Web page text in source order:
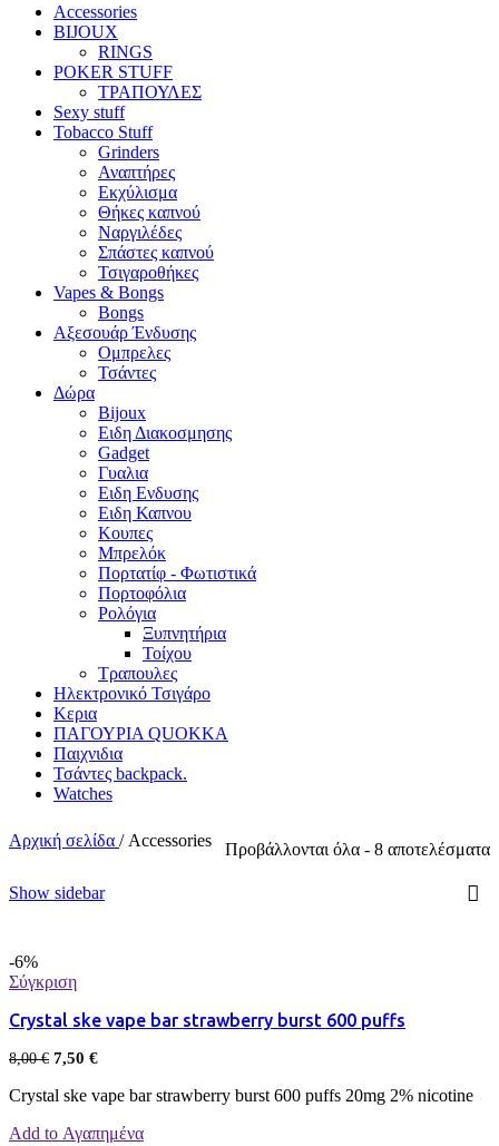
Accessories
BIJOUX
RINGS
POKER STUFF
ΤΡΑΠΟΥΛΕΣ
Sexy stuff
Tobacco Stuff
Grinders
Αναπτήρες
Εκχύλισμα
Θήκες καπνού
Ναργιλέδες
Σπάστες καπνού
Τσιγαροθήκες
Vapes & Bongs
Bongs
Αξεσουάρ Ένδυσης
Oμπρελες
Τσάντες
Δώρα
Bijoux
Eιδη Διακοσμησης
Gadget
Γυαλια
Ειδη Ενδυσης
Ειδη Καπνου
Κουπες
Μπρελόκ
Πορτατίφ - Φωτιστικά
Πορτοφόλια
Ρολόγια
Ξυπνητήρια
Τοίχου
Τραπουλες
Ηλεκτρονικό Τσιγάρο
Κερια
ΠΑΓΟΥΡΙΑ QUOKKA
Παιχνιδια
Τσάντες backpack.
Watches
Αρχική σελίδα / Accessories Προβάλλονται όλα - 8 αποτελέσματα
Show sidebar
-6%
Σύγκριση
Crystal ske vape bar strawberry burst 600 puffs
8,00€ 7,50 €
Crystal ske vape bar strawberry burst 600 puffs 20mg 2% nicotine
Add to Αγαπημένα